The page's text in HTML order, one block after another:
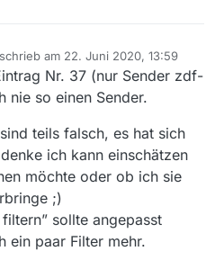
schrieb am 22. Juni 2020, 13:59
editiert von
Nr. 37 (nur Sender zdf-
nie so einen Sender.
teils falsch, es hat sich
ich kann einschätzen
möchte oder ob ich sie
;)
sollte angepasst
ein paar Filter mehr.